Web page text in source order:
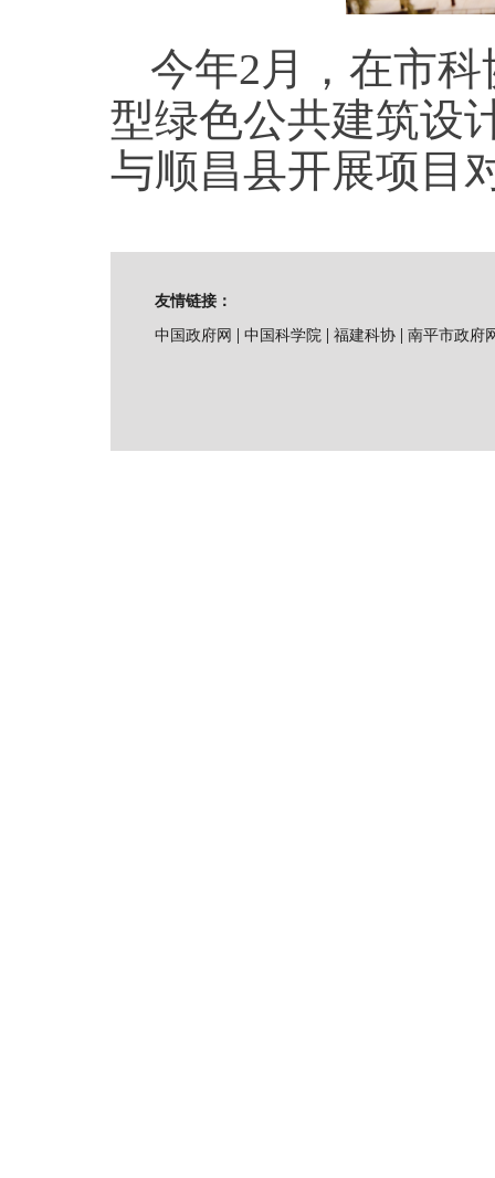
今年2月，在市
型绿色公共建筑设
与顺昌县开展项目
友情链接：
中国政府网 | 中国科学院 | 福建科协 | 南平市政府